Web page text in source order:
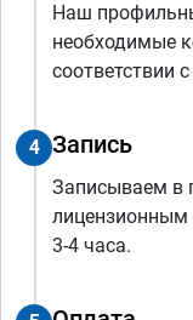
Наш
необходимые
соответствии
4 Запись
Записываем в
лицензионным
3-4 часа.